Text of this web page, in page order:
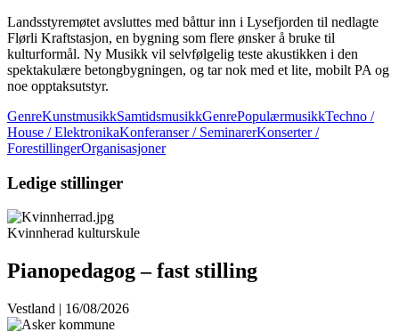
Landsstyremøtet avsluttes med båttur inn i Lysefjorden til nedlagte
Flørli Kraftstasjon, en bygning som flere ønsker å bruke til
kulturformål. Ny Musikk vil selvfølgelig teste akustikken i den
spektakulære betongbygningen, og tar nok med et lite, mobilt PA og
noe opptaksutstyr.
GenreKunstmusikkSamtidsmusikkGenrePopulærmusikkTechno /
House / ElektronikaKonferanser / SeminarerKonserter /
ForestillingerOrganisasjoner
Ledige stillinger
Kvinnherad kulturskule
Pianopedagog – fast stilling
Vestland | 16/08/2026